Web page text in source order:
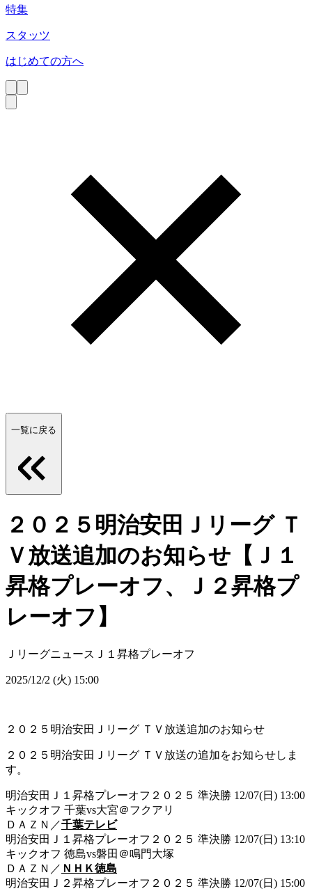
特集
スタッツ
はじめての方へ
一覧に戻る
２０２５明治安田Ｊリーグ Ｔ
Ｖ放送追加のお知らせ【Ｊ１
昇格プレーオフ、Ｊ２昇格プ
レーオフ】
Ｊリーグニュース Ｊ１昇格プレーオフ
2025/12/2 (火) 15:00
２０２５明治安田Ｊリーグ ＴＶ放送追加のお知らせ
２０２５明治安田Ｊリーグ ＴＶ放送の追加をお知らせしま
す。
明治安田Ｊ１昇格プレーオフ２０２５ 準決勝 12/07(日) 13:00
キックオフ 千葉vs大宮＠フクアリ
ＤＡＺＮ／千葉テレビ
明治安田Ｊ１昇格プレーオフ２０２５ 準決勝 12/07(日) 13:10
キックオフ 徳島vs磐田＠鳴門大塚
ＤＡＺＮ／ ＮＨＫ徳島
明治安田Ｊ２昇格プレーオフ２０２５ 準決勝 12/07(日) 15:00